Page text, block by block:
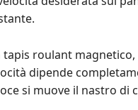
tapis roulant
dipende
si muove il nastro di